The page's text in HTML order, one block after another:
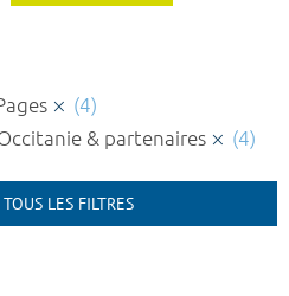
(4)
& partenaires
(4)
LES FILTRES